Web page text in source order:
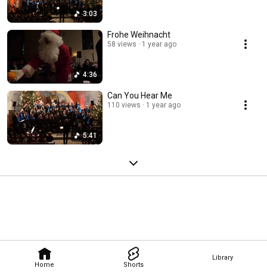
Home Shorts
Library
3:03
4:36
Frohe Weihnacht
58 views 1 year ago
5:41
Can You Hear Me
110 views 1 year ago